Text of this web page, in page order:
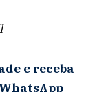
e receba